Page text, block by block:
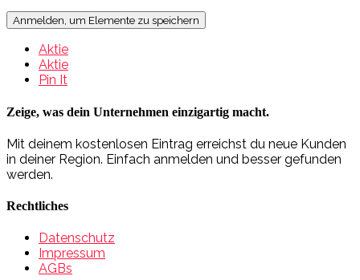
Anmelden, um Elemente zu speichern
Aktie
Aktie
Pin It
Zeige, was dein Unternehmen einzigartig macht.
Mit deinem kostenlosen Eintrag erreichst du neue Kunden
in deiner Region. Einfach anmelden und besser gefunden
werden.
Rechtliches
Datenschutz
Impressum
AGBs